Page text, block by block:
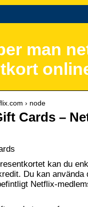
man
› node
Cards –
kan du
Du kan använda
Netflix-